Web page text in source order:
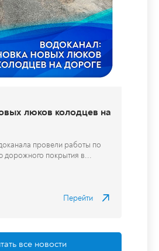
завершился
для зрителей
новые скамейки
завершился ремонт
зрителей...
все новости